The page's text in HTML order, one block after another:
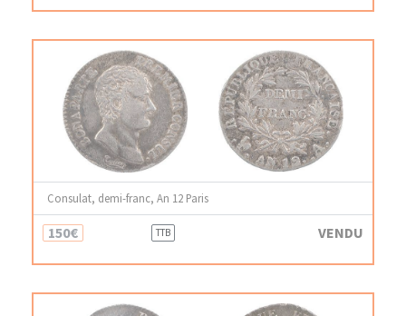
Consulat, demi-franc, An 12 Paris
150€ TTB VENDU